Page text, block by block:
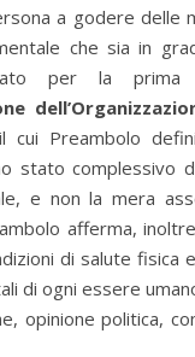
a godere delle
che sia in
per la
cui Preambolo
stato complessivo
e non la mera
afferma,
di salute fisica
di ogni essere
opinione politica,